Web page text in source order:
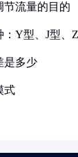
节流量的目的
Y型、J型、
是多少
式